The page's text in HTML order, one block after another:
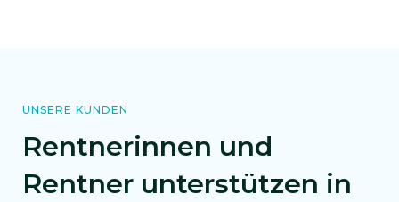
UNSERE KUNDEN
Rentnerinnen und
Rentner unterstützen in